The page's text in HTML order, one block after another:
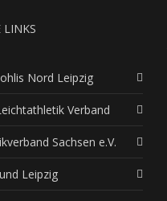
LINKS
Nord Leipzig
Verband
Sachsen e.V.
Leipzig